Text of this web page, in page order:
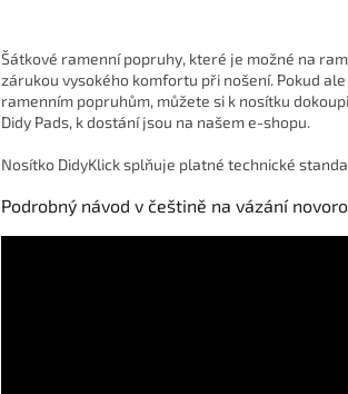
Šátkové ramenní popruhy, které je možné na
zárukou vysokého komfortu při nošení. Pokud
ramenním popruhům, můžete si k nosítku
Didy Pads, k dostání jsou na našem e-shopu.
Nosítko DidyKlick splňuje platné technické
Podrobný návod v češtině na vázání